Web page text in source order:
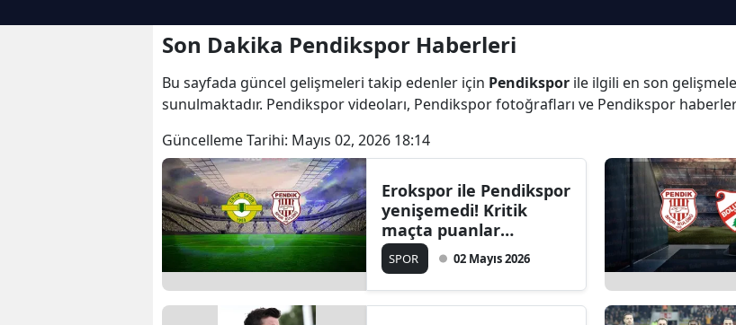
Son Dakika Pendikspor Haberleri
Bu sayfada güncel gelişmeleri takip edenler için Pendikspor ile ilgili en son
sunulmaktadır. Pendikspor videoları, Pendikspor fotoğrafları ve Pendikspor
Güncelleme Tarihi: Mayıs 02, 2026 18:14
Erokspor ile Pendikspor
yenişemedi! Kritik
maçta puanlar
paylaşıldı
SPOR 02 Mayıs 2026